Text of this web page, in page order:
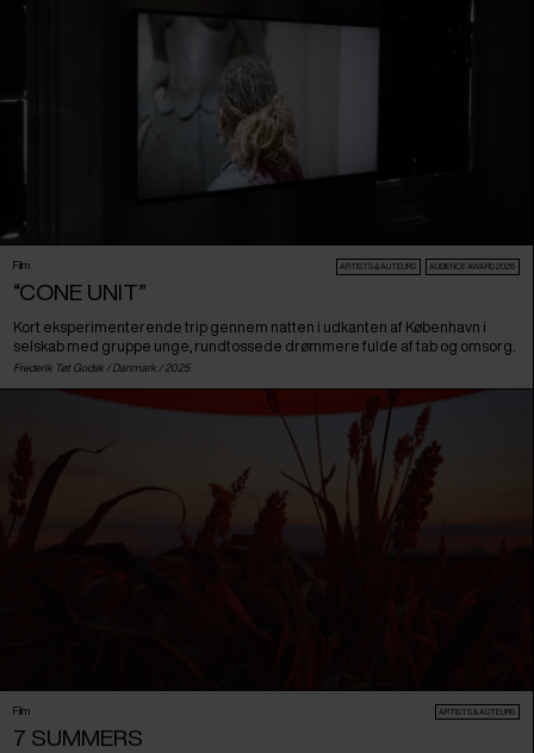
Film ARTISTS & AUTEURS AUDIENCE AWARD 2026
“CONE UNIT”
Kort eksperimenterende trip gennem natten i udkanten af København i
selskab med gruppe unge, rundtossede drømmere fulde af tab og omsorg.
Frederik Tøt Godsk / Danmark / 2025
Film ARTISTS & AUTEURS
7 SUMMERS